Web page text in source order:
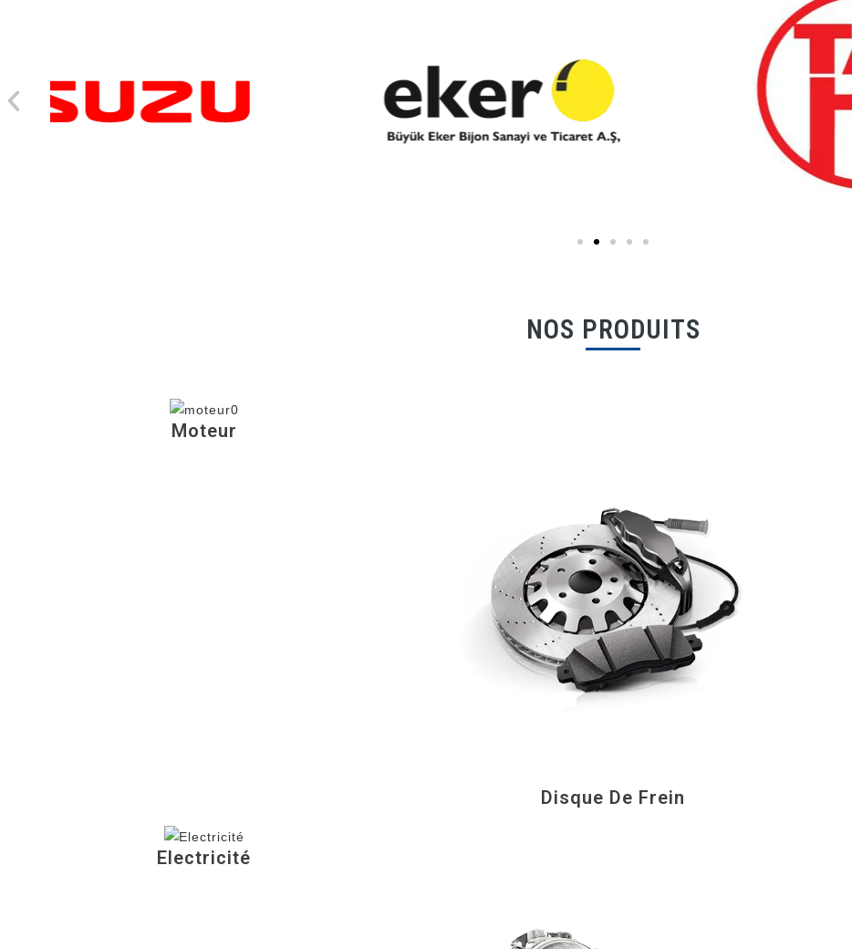
NOS PRODUITS
Moteur
Disque De Frein
Electricité